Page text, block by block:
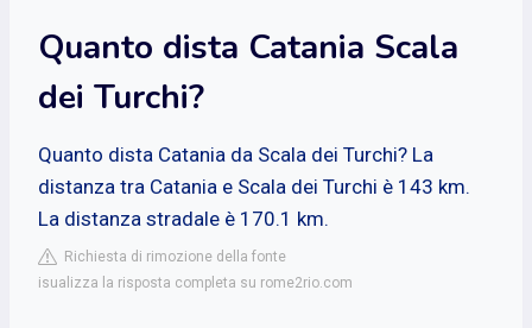
Quanto dista Catania Scala
dei Turchi?
Quanto dista Catania da Scala dei Turchi? La
distanza tra Catania e Scala dei Turchi è 143 km.
La distanza stradale è 170.1 km.
Richiesta di rimozione della fonte
isualizza la risposta completa su rome2rio.com